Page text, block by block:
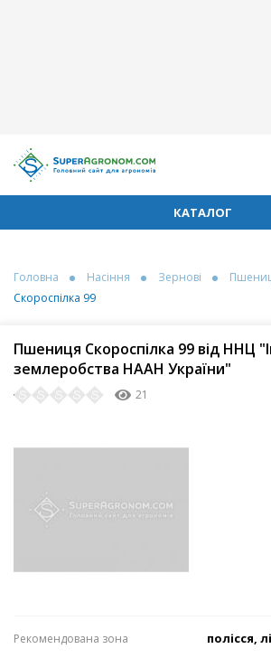
КАТАЛОГ
Головна Насіння Зернові
Скороспілка 99
Пшениця Скороспілка 99 від ННЦ
землеробства НААН України"
21
Рекомендована зона полісся,